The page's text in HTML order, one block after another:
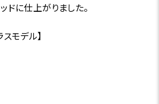
ドに仕上がりました。
モデル】